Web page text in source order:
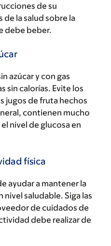
de su
la salud sobre la
debe beber.
azúcar y con gas
sin calorías. Evite los
jugos de fruta hechos
contienen mucho
nivel de glucosa en
física
ayudar a mantener la
nivel saludable. Siga las
de cuidados de
debe realizar de